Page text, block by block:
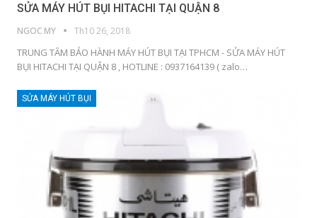
SỬA MÁY HÚT BỤI HITACHI TẠI QUẬN 8
NGOC MY Th10 26, 2018
TRUNG TÂM BẢO HÀNH MÁY HÚT BỤI TẠI TPHCM - SỬA MÁY HÚT
BỤI HITACHI TẠI QUẬN 8 , HOTLINE : 0937164139 ( zalo…
SỬA MÁY HÚT BỤI